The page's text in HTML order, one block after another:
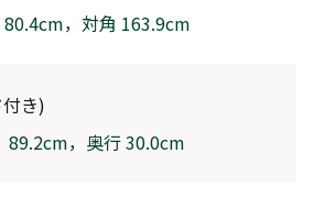
，対角 163.9cm
き)
，奥行 30.0cm